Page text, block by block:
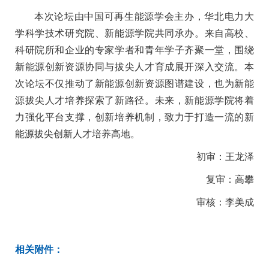
本次论坛由中国可再生能源学会主办，华北电力大
学科学技术研究院、新能源学院共同承办。来自高校、
科研院所和企业的专家学者和青年学子齐聚一堂，围绕
新能源创新资源协同与拔尖人才育成展开深入交流。本
次论坛不仅推动了新能源创新资源图谱建设，也为新能
源拔尖人才培养探索了新路径。未来，新能源学院将着
力强化平台支撑，创新培养机制，致力于打造一流的新
能源拔尖创新人才培养高地。
初审：王龙泽
复审：高攀
审核：李美成
相关附件：